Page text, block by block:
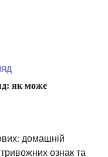
як може
домашній
ознак та